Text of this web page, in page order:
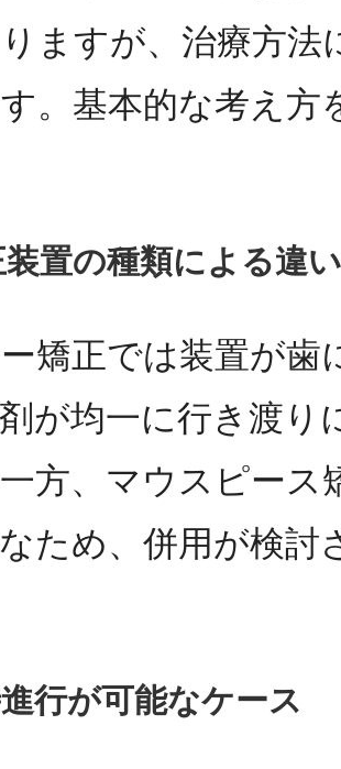
ますが、治療方法
。基本的な考え方
置の種類による違い
矯正では装置が歯
が均一に行き渡り
方、マウスピース
ため、併用が検討
行が可能なケース